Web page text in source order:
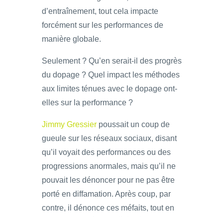
d’entraînement, tout cela impacte
forcément sur les performances de
manière globale.
Seulement ? Qu’en serait-il des progrès
du dopage ? Quel impact les méthodes
aux limites ténues avec le dopage ont-
elles sur la performance ?
Jimmy Gressier poussait un coup de
gueule sur les réseaux sociaux, disant
qu’il voyait des performances ou des
progressions anormales, mais qu’il ne
pouvait les dénoncer pour ne pas être
porté en diffamation. Après coup, par
contre, il dénonce ces méfaits, tout en